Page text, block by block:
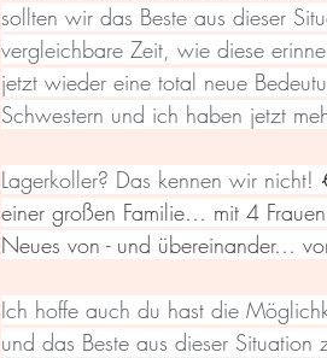
sollten wir das Beste aus dieser
vergleichbare Zeit, wie diese
jetzt wieder eine total neue
Schwestern und ich haben jetzt
Lagerkoller? Das kennen wir nicht!
einer großen Familie… mit 4
Neues von - und übereinander…
Ich hoffe auch du hast die
und das Beste aus dieser Situation